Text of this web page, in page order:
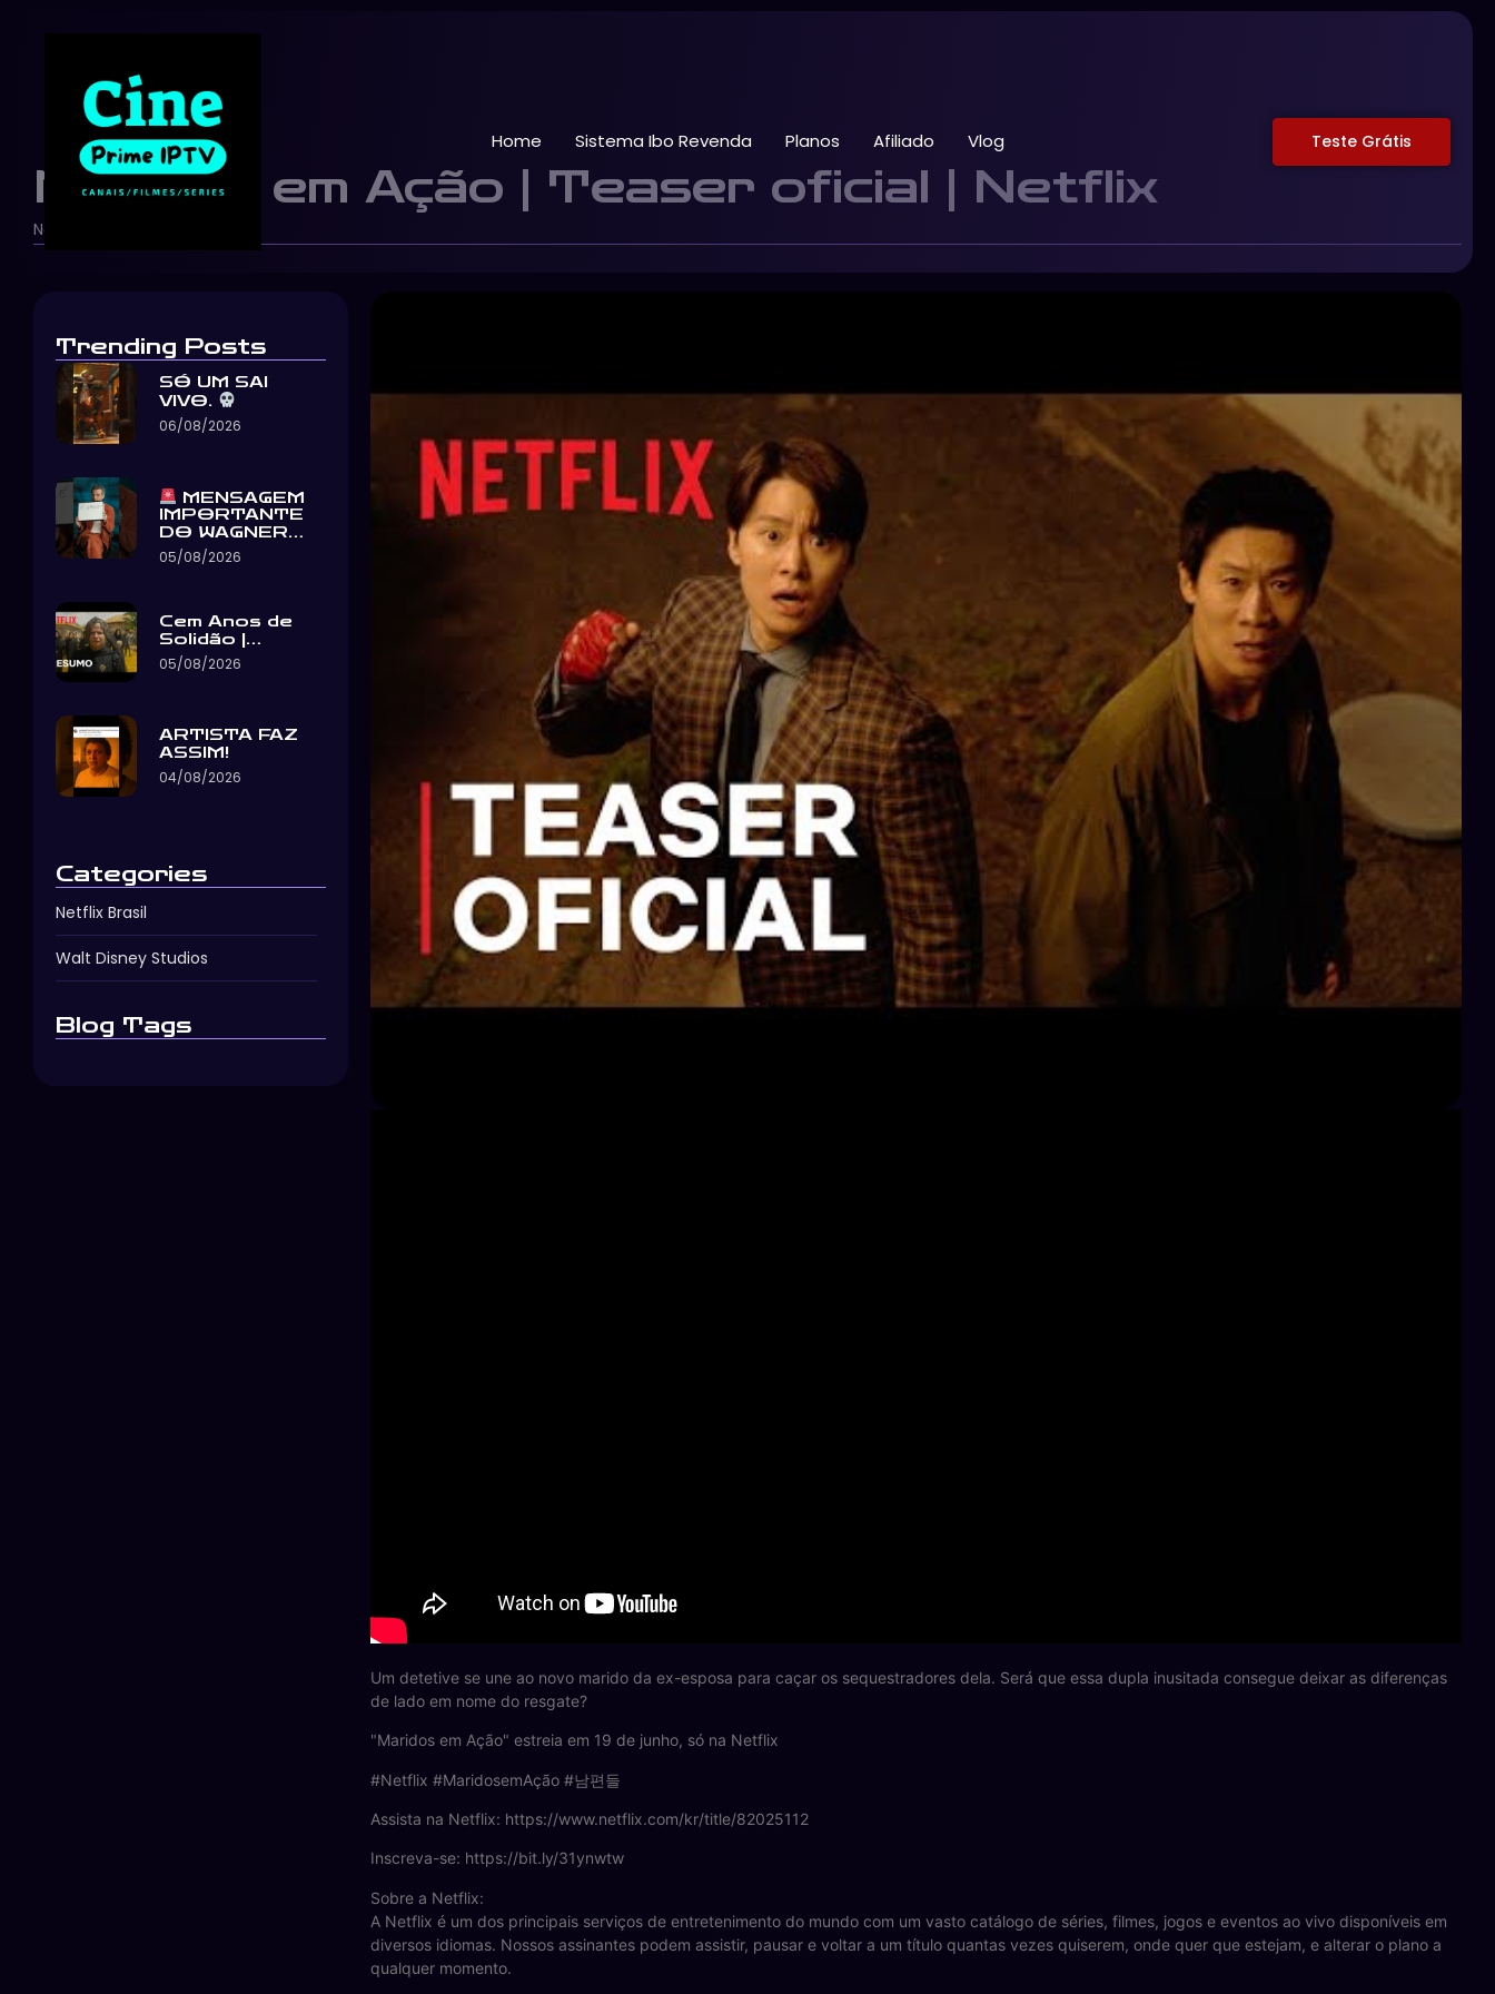
Home Sistema Ibo Revenda Planos Afiliado Vlog Teste Grátis
Maridos em Ação | Teaser oficial | Netflix
Netflix Brasil
Trending Posts
SÓ UM SAI
VIVO.
06/08/2026
MENSAGEM
IMPORTANTE
DO WAGNER…
05/08/2026
Cem Anos de
Solidão |…
05/08/2026
ARTISTA FAZ
ASSIM!
04/08/2026
Categories
Netflix Brasil
Walt Disney Studios
Blog Tags
Um detetive se une ao novo marido da ex-esposa para caçar os sequestradores dela. Será que essa dupla inusitada consegue deixar as diferenças
de lado em nome do resgate?
"Maridos em Ação" estreia em 19 de junho, só na Netflix
#Netflix #MaridosemAção #남편들
Assista na Netflix: https://www.netflix.com/kr/title/82025112
Inscreva-se: https://bit.ly/31ynwtw
Sobre a Netflix:
A Netflix é um dos principais serviços de entretenimento do mundo com um vasto catálogo de séries, filmes, jogos e eventos ao vivo disponíveis em
diversos idiomas. Nossos assinantes podem assistir, pausar e voltar a um título quantas vezes quiserem, onde quer que estejam, e alterar o plano a
qualquer momento.